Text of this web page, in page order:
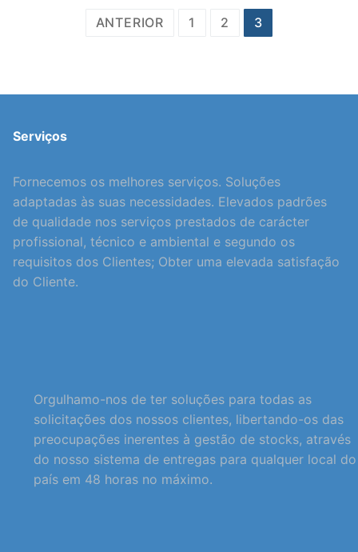
PaginaçãoANTERIOR 1 2 3
Serviços
Fornecemos os melhores serviços. Soluções
adaptadas às suas necessidades. Elevados padrões
de qualidade nos serviços prestados de carácter
profissional, técnico e ambiental e segundo os
requisitos dos Clientes; Obter uma elevada satisfação
do Cliente.
Orgulhamo-nos de ter soluções para todas as
solicitações dos nossos clientes, libertando-os das
preocupações inerentes à gestão de stocks, através
do nosso sistema de entregas para qualquer local do
país em 48 horas no máximo.